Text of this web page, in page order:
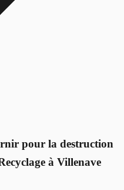
pour la destruction
à Villenave